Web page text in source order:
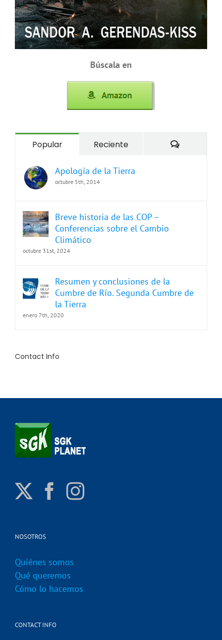
Búscala en
Popular Reciente
Apología de la Tierra
octubre 5th, 2014
Breve historia de las COP –
Conferencias sobre el Cambio
Climático
octubre 31st, 2024
Resumen y conclusiones de la
Cumbre de Río. Segunda Cumbre de
la Tierra
enero 7th, 2020
Contact Info
NOSOTROS
Quiénes somos
Qué queremos
Cómo lo hacemos
CONTACT INFO